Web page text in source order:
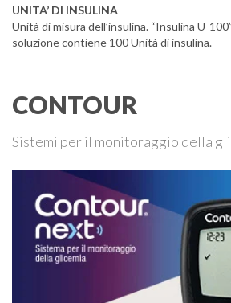
UNITA’ DI INSULINA
Unità di misura dell’insulina. “Insulina U-
soluzione contiene 100 Unità di insulina.
CONTOUR
Sistemi per il monitoraggio della